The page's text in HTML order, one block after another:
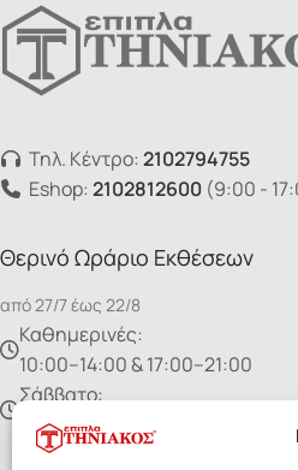
Τηλ. Κέντρο: 2102794755
Eshop: 2102812600 (9:00 -
Θερινό Ωράριο Εκθέσεων
από 27/7 έως 22/8
Καθημερινές:
10:00–14:00 & 17:00–21:00
Σάββατο:
10:00 - 15:00